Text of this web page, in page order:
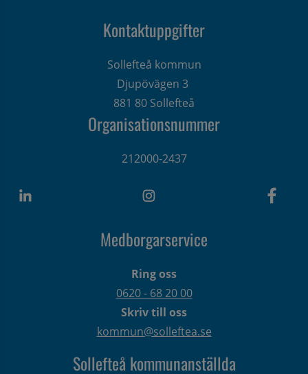
Kontaktuppgifter
Sollefteå kommun
Djupövägen 3
881 80 Sollefteå
Organisationsnummer
212000-2437
Medborgarservice
Ring oss
0620 - 68 20 00
Skriv till oss
kommun@solleftea.se
Sollefteå kommunanställda